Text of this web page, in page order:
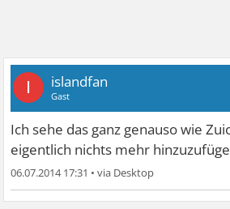
I islandfan
Gast
Ich sehe das ganz genauso wie
eigentlich nichts mehr
06.07.2014 17:31 •